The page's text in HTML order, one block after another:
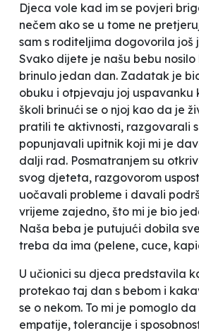
Djeca vole kad im se povjeri
nečem ako se u tome ne
sam s roditeljima dogovorila još
Svako dijete je našu bebu nosilo
brinulo jedan dan. Zadatak je
obuku i otpjevaju joj uspavanku
školi brinući se o njoj kao da je
pratili te aktivnosti, razgovarali
popunjavali upitnik koji mi je
dalji rad. Posmatranjem su
svog djeteta, razgovorom
uočavali probleme i davali
vrijeme zajedno, što mi je bio
Naša beba je putujući dobila
treba da ima (pelene, cuce,
U učionici su djeca predstavila
protekao taj dan s bebom i
se o nekom. To mi je pomoglo
empatije, tolerancije i